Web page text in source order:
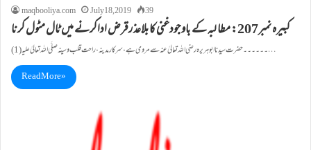
maqbooliya.com July 18, 2019 39
کبيرہ نمبر207: مطا لبہ کے باوجودغنی کابلاعذ رقرض اداکرنے میں ٹال مٹول کرنا
(1)۔۔۔۔۔۔حضرت سیدنا ابوہریرہ رضی اللہ تعالیٰ عنہ سے مروی ہے، سرکار مدينہ، راحت قلب و سينہ صلَّی اللہ تعالیٰ علیہ…
Read More »